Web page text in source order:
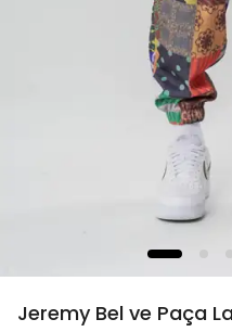
Jeremy Bel ve Paça